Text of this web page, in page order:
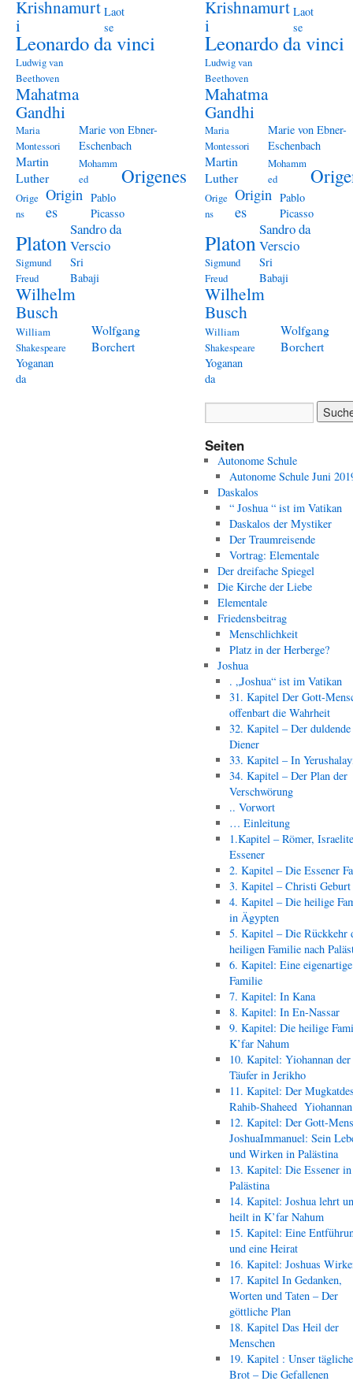
Krishnamurt
i
Laot
se
Leonardo da vinci
Ludwig van
Beethoven
Mahatma
Gandhi
Maria
Montessori
Marie von Ebner-
Eschenbach
Martin
Luther
Mohamm
ed
Origenes
Orige
ns
Origin
es
Pablo
Picasso
Platon
Sandro da
Verscio
Sigmund
Freud
Sri
Babaji
Wilhelm
Busch
William
Shakespeare
Wolfgang
Borchert
Yoganan
da
Krishnamurt
i
Laot
se
Leonardo da vinci
Ludwig van
Beethoven
Mahatma
Gandhi
Maria
Montessori
Marie von Ebner-
Eschenbach
Martin
Luther
Mohamm
ed
Orige
ns
Origin
es
Pablo
Picasso
Platon
Sandro da
Verscio
Sigmund
Freud
Sri
Babaji
Wilhelm
Busch
William
Shakespeare
Wolfgang
Borchert
Yoganan
da
Seiten
Autonome Schule
Autonome Schule Juni
Daskalos
“ Joshua “ ist im Vatikan
Daskalos der Mystiker
Der Traumreisende
Vortrag: Elementale
Der dreifache Spiegel
Die Kirche der Liebe
Elementale
Friedensbeitrag
Menschlichkeit
Platz in der Herberge?
Joshua
. „Joshua“ ist im Vatikan
31. Kapitel Der Gott-
offenbart die Wahrheit
32. Kapitel – Der duldende
Diener
33. Kapitel – In
34. Kapitel – Der Plan der
Verschwörung
.. Vorwort
… Einleitung
1.Kapitel – Römer,
Essener
2. Kapitel – Die Essener
3. Kapitel – Christi Geburt
4. Kapitel – Die heilige
in Ägypten
5. Kapitel – Die Rückkehr
heiligen Familie nach
6. Kapitel: Eine eigenartige
Familie
7. Kapitel: In Kana
8. Kapitel: In En-Nassar
9. Kapitel: Die heilige
K’far Nahum
10. Kapitel: Yiohannan der
Täufer in Jerikho
11. Kapitel: Der
Rahib-Shaheed
12. Kapitel: Der Gott-
JoshuaImmanuel: Sein
und Wirken in Palästina
13. Kapitel: Die Essener in
Palästina
14. Kapitel: Joshua lehrt
heilt in K’far Nahum
15. Kapitel: Eine
und eine Heirat
16. Kapitel: Joshuas
17. Kapitel In Gedanken,
Worten und Taten – Der
göttliche Plan
18. Kapitel Das Heil der
Menschen
19. Kapitel : Unser
Brot – Die Gefallenen